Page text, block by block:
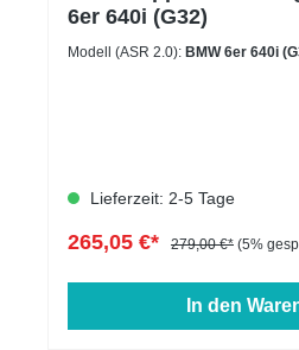
6er 640i (G32)
Modell (ASR 2.0): BMW 6er 640i
Lieferzeit: 2-5 Tage
265,05 €* 279,00 €* (5%
In den